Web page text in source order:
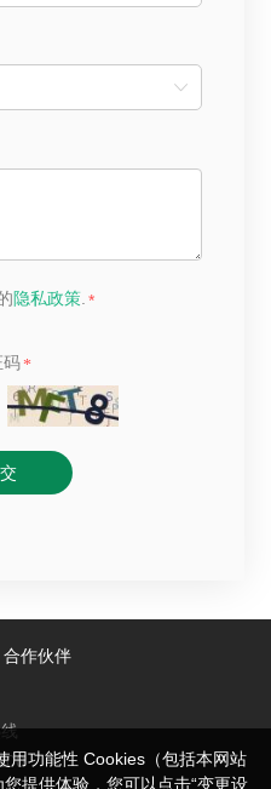
隐私政策
码
合作伙伴
用功能性 Cookies（包括本网站
提供体验，您可以点击“变更设